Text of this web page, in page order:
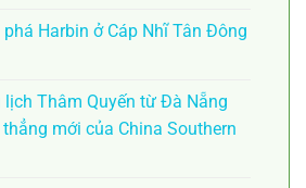
Harbin ở Cáp Nhĩ Tân Đông
Thâm Quyến từ Đà Nẵng
mới của China Southern